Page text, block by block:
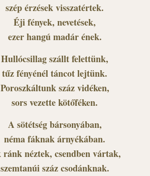
szép érzések visszatértek.
Éji fények, nevetések,
ezer hangú madár ének.
Hullócsillag szállt felettünk,
tűz fényénél táncot lejtünk.
Poroszkáltunk száz vidéken,
sors vezette kötőféken.
A sötétség bársonyában,
néma fáknak árnyékában.
ránk néztek, csendben vártak,
szemtanúi száz csodánknak.